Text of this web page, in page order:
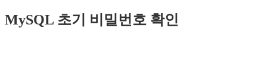
MySQL 초기 비밀번호 확인